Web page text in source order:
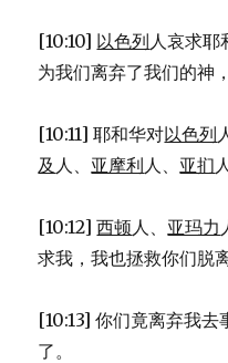
[10:10] 以色列人哀求耶
为我们离弃了我们的神
[10:11] 耶和华对以色列
及 人、 亚摩利人、 亚扪
[10:12]西顿人、 亚玛力
求我，我也拯救你们脱
[10:13] 你们竟离弃我
了。